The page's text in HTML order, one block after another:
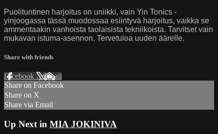
Puolituntinen harjoitus on uniikki, vain Yin Tonics -
yinjoogassa tässä muodossaa esiintyvä harjoitus, vaikka se
ammentaakin vanhoista taolaisista tekniikoista. Tarvitset vain
mukavan istuma-asennon. Tervetuloa uuden äärelle.
Share with friends
Facebook XEmail
Share on Facebook
Share on X
Share via Email
Up Next in MIA JOKINIVA